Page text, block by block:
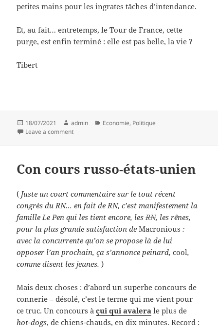
petites mains pour les ingrates tâches d’intendance.
Et, au fait… entretemps, le Tour de France, cette
purge, est enfin terminé : elle est pas belle, la vie ?
Tibert
Posted
on
18/07/2021 Author
admin Categories
Economie, Politique
Leave a commenton Mieux vaut être riche et bien portant….
Con cours russo-états-unien
( Juste un court commentaire sur le tout récent
congrès du RN… en fait de RN, c’est manifestement la
famille Le Pen qui les tient encore, lesRN, les rênes,
pour la plus grande satisfaction deMacronious :
avec la concurrente qu’on se propose là de lui
opposer l’an prochain, ça s’annonce peinard,cool,
comme disent les jeunes. )
Mais deux choses : d’abord un superbe concours de
connerie – désolé, c’est le terme qui me vient pour
ce truc. Un concours àçui qui avalera le plus de
hot-dogs, de chiens-chauds, en dix minutes. Record :